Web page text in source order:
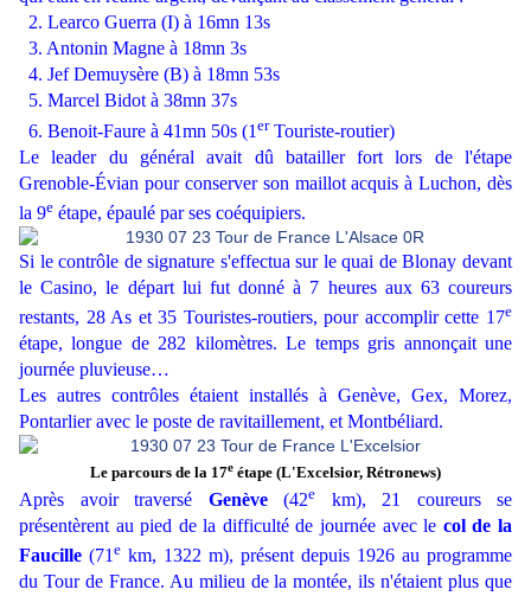
2. Learco Guerra (I) à 16mn 13s
3. Antonin Magne à 18mn 3s
4. Jef Demuysère (B) à 18mn 53s
5. Marcel Bidot à 38mn 37s
6. Benoit-Faure à 41mn 50s (1 erTouriste-routier)
Le leader du général avait dû batailler fort lors de l'étape
Grenoble-Évian pour conserver son maillot acquis à Luchon, dès
la 9e étape, épaulé par ses coéquipiers.
Si le contrôle de signature s'effectua sur le quai de Blonay devant
le Casino, le départ lui fut donné à 7 heures aux 63 coureurs
restants, 28 As et 35 Touristes-routiers, pour accomplir cette 17e
étape, longue de 282 kilomètres. Le temps gris annonçait une
journée pluvieuse…
Les autres contrôles étaient installés à Genève, Gex, Morez,
Pontarlier avec le poste de ravitaillement, et Montbéliard.
Le parcours de la 17e étape (L'Excelsior, Rétronews)
Après avoir traversé Genève (42e km), 21 coureurs se
présentèrent au pied de la difficulté de journée avec le col de la
Faucille (71 e km, 1322 m), présent depuis 1926 au programme
du Tour de France. Au milieu de la montée, ils n'étaient plus que